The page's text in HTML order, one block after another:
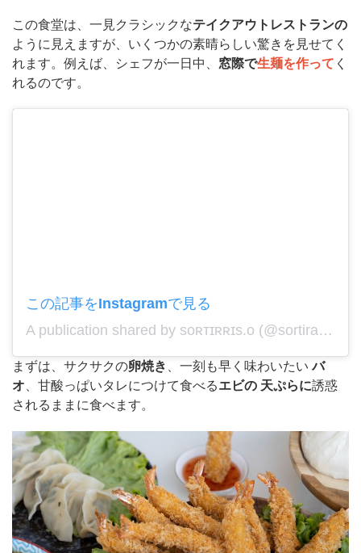
この食堂は、一見クラシックなテイクアウトレストランの
ように見えますが、いくつかの素晴らしい驚きを見せてく
れます。例えば、シェフが一日中、 窓際で生麺を作って く
れるのです。
この記事をInstagramで見る
A publication shared by sᴏʀᴛɪʀʀɪs.ᴏ (@sortiraparis.official).
まずは、サクサクの卵焼き、一刻も早く味わいたいバ
オ、甘酸っぱいタレにつけて食べるエビの天ぷらに誘惑
されるままに食べます。